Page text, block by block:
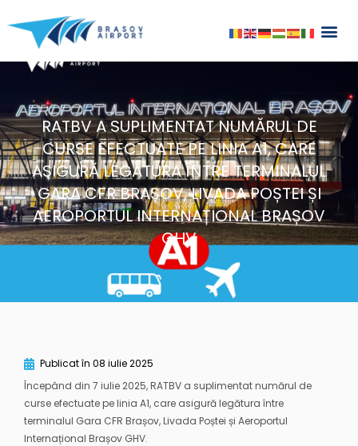
content
RATBV A SUPLIMENTAT NUMĂRUL DE
CURSE EFECTUATE PE LINIA A1, CARE
ASIGURĂ LEGĂTURA ÎNTRE TERMINALUL
GARA CFR BRAȘOV, LIVADA POȘTEI ȘI
AEROPORTUL INTERNAȚIONAL BRAȘOV
GHV
Publicat în 08 iulie 2025
Începând din 7 iulie 2025, RATBV a suplimentat numărul de
curse efectuate pe linia A1, care asigură legătura între
terminalul Gara CFR Brașov, Livada Poștei și Aeroportul
Internațional Brașov GHV.